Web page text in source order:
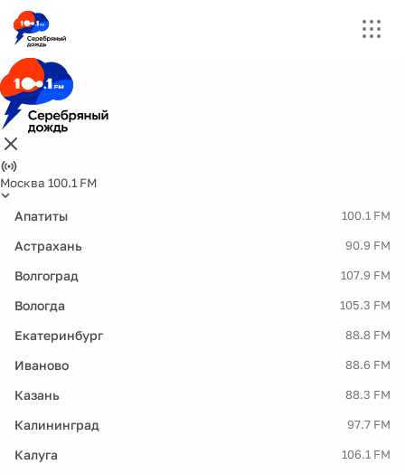
Москва 100.1 FM
Апатиты 100.1 FM
Астрахань 90.9 FM
Волгоград 107.9 FM
Вологда 105.3 FM
Екатеринбург 88.8 FM
Иваново 88.6 FM
Казань 88.3 FM
Калининград 97.7 FM
Калуга 106.1 FM